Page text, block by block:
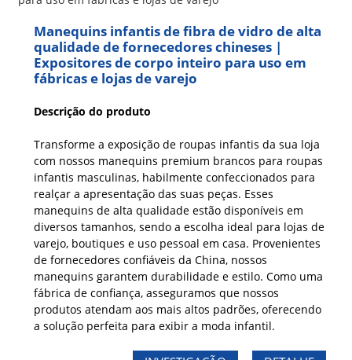
Manequins infantis de fibra de vidro de alta
qualidade de fornecedores chineses |
Expositores de corpo inteiro para uso em
fábricas e lojas de varejo
Descrição do produto
Transforme a exposição de roupas infantis da sua loja
com nossos manequins premium brancos para roupas
infantis masculinas, habilmente confeccionados para
realçar a apresentação das suas peças. Esses
manequins de alta qualidade estão disponíveis em
diversos tamanhos, sendo a escolha ideal para lojas de
varejo, boutiques e uso pessoal em casa. Provenientes
de fornecedores confiáveis ​​da China, nossos
manequins garantem durabilidade e estilo. Como uma
fábrica de confiança, asseguramos que nossos
produtos atendam aos mais altos padrões, oferecendo
a solução perfeita para exibir a moda infantil.